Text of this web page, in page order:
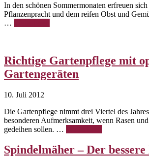
In den schönen Sommermonaten erfreuen
Pflanzenpracht und dem reifen Obst und
…
Richtige Gartenpflege mit
Gartengeräten
10. Juli 2012
Die Gartenpflege nimmt drei Viertel des
besonderen Aufmerksamkeit, wenn Rasen
gedeihen sollen. …
Spindelmäher – Der